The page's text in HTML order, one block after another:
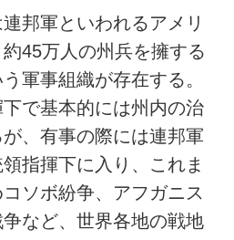
邦軍といわれるアメリ
45万人の州兵を擁する
軍事組織が存在する。
で基本的には州内の治
、有事の際には連邦軍
指揮下に入り、これま
ソボ紛争、アフガニス
など、世界各地の戦地